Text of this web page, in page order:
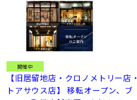
開催中
【旧居留地店・クロノメトリー店・
トアサウス店】 移転オープン、ブ